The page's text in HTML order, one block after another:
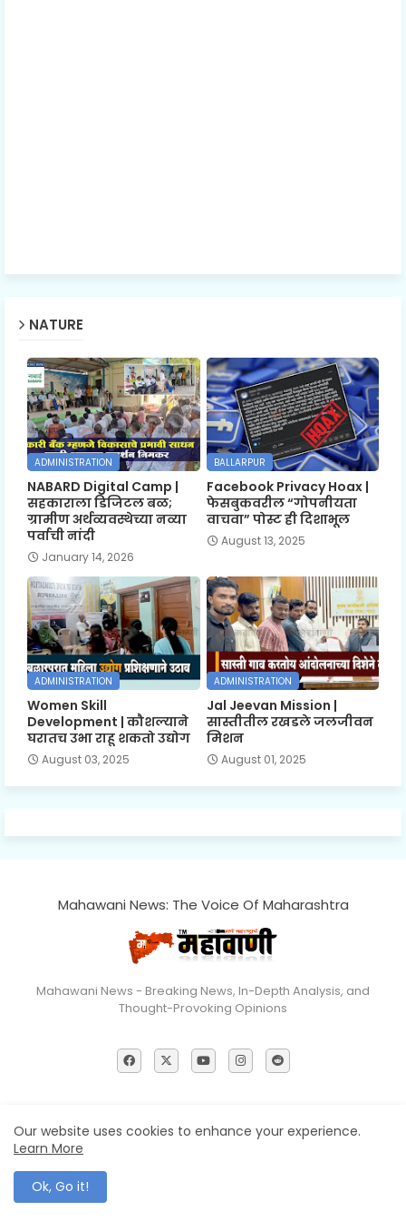
NATURE
ADMINISTRATION
NABARD Digital Camp |
सहकाराला डिजिटल बळ;
ग्रामीण अर्थव्यवस्थेच्या नव्या
पर्वाची नांदी
January 14, 2026
BALLARPUR
Facebook Privacy Hoax |
फेसबुकवरील “गोपनीयता
वाचवा” पोस्ट ही दिशाभूल
August 13, 2025
ADMINISTRATION
Women Skill
Development | कौशल्याने
घरातच उभा राहू शकतो उद्योग
August 03, 2025
ADMINISTRATION
Jal Jeevan Mission |
सास्तीतील रखडले जलजीवन
मिशन
August 01, 2025
Mahawani News: The Voice Of Maharashtra
Mahawani News - Breaking News, In-Depth Analysis, and
Thought-Provoking Opinions
Home About Contact us
Privacy Policy
Editorial Policy
© 2026 Mahawani News All Rights Reserved
Our website uses cookies to enhance your experience.
Learn More
Ok, Go it!